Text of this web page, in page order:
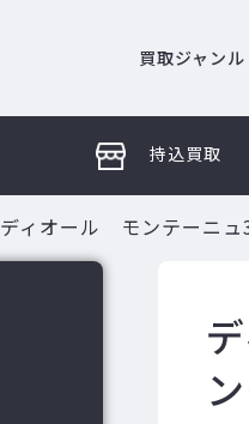
買取ジャンル
持込買取
ディオール モンテーニ